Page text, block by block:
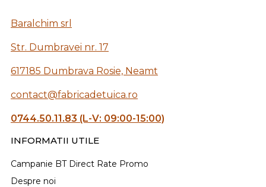
Baralchim srl
Str. Dumbravei nr. 17
617185 Dumbrava Rosie, Neamt
contact@fabricadetuica.ro
0744.50.11.83 (L-V: 09:00-15:00)
INFORMATII UTILE
Campanie BT Direct Rate Promo
Despre noi